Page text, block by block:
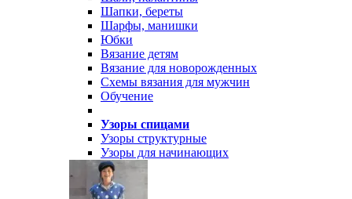
Шапки, береты
Шарфы, манишки
Юбки
Вязание детям
Вязание для новорожденных
Схемы вязания для мужчин
Обучение
Узоры спицами
Узоры структурные
Узоры для начинающих